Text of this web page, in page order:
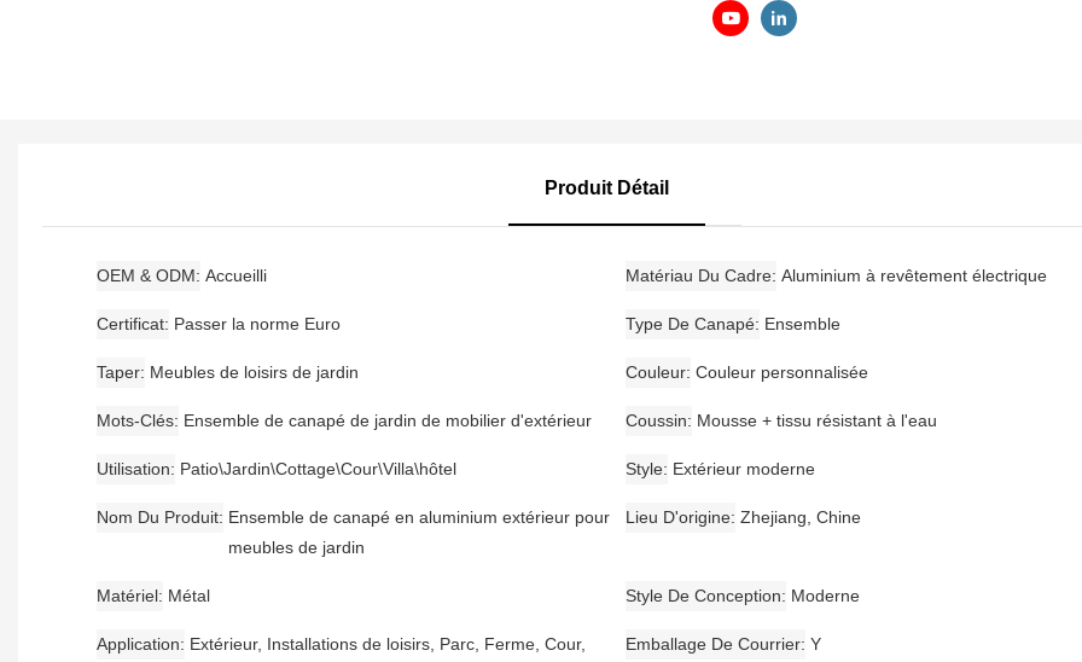
Produit Détail
OEM & ODM Accueilli Matériau Du Cadre Aluminium à revêtement électrique
Certificat Passer la norme Euro Type De Canapé Ensemble
Taper Meubles de loisirs de jardin Couleur Couleur personnalisée
Mots-Clés Ensemble de canapé de jardin de mobilier d'extérieur Coussin Mousse + tissu résistant à l'eau
Utilisation Patio\Jardin\Cottage\Cour\Villa\hôtel Style Extérieur moderne
Nom Du Produit Ensemble de canapé en aluminium extérieur pour
meubles de jardin
Lieu D'origine Zhejiang, Chine
Matériel Métal Style De Conception Moderne
Application
Extérieur, Installations de loisirs, Parc, Ferme, Cour,
Emballage De Courrier Y